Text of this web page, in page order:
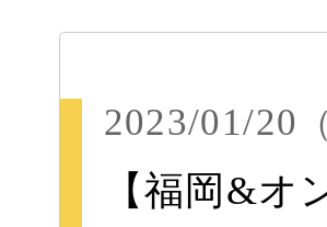
2023/01/20
【福岡&